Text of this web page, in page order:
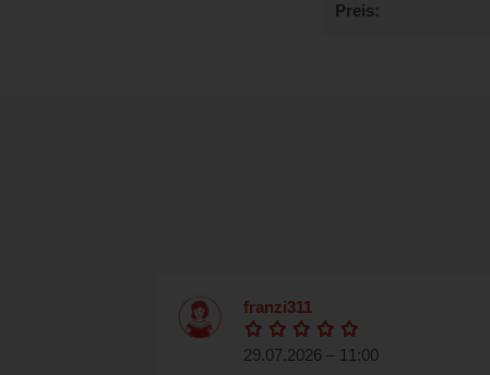
Preis
franzi311
29.07.2026 – 11:00